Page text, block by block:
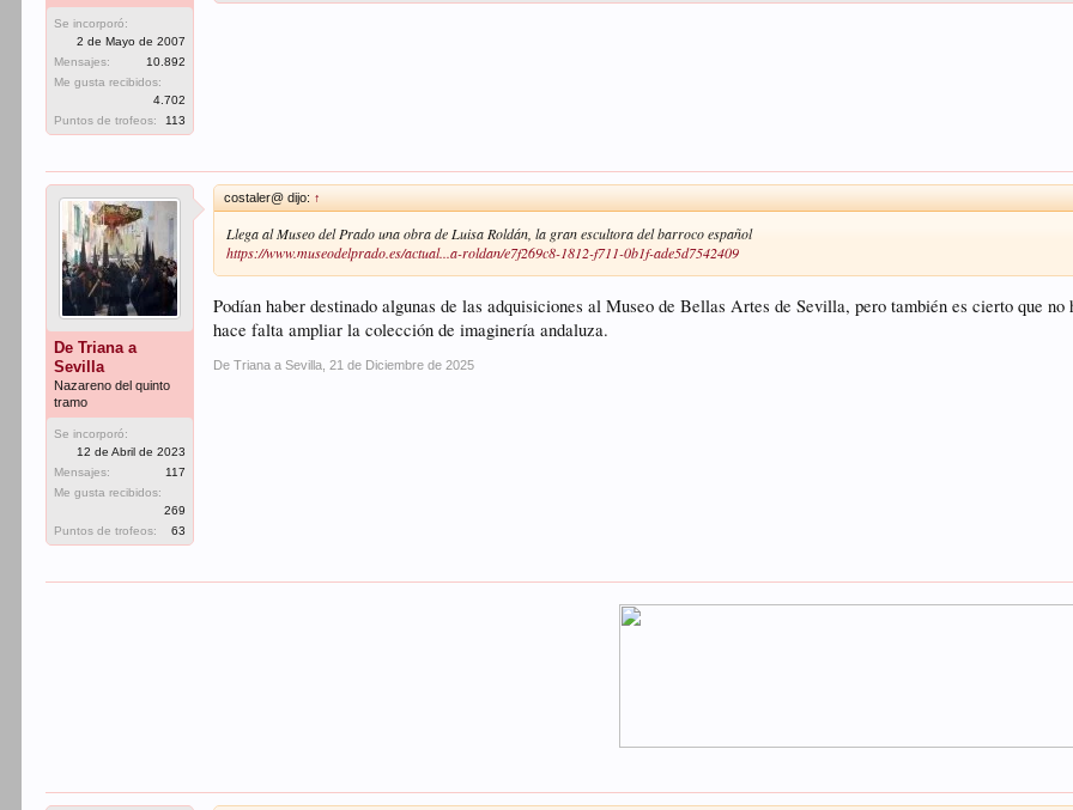
Se incorporó:
2 de Mayo de 2007
Mensajes:
10.892
Me gusta recibidos:
4.702
Puntos de trofeos:
113
De Triana a
Sevilla
Nazareno del quinto
tramo
Se incorporó:
12 de Abril de 2023
Mensajes:
117
Me gusta recibidos:
269
Puntos de trofeos:
63
costaler@ dijo: ↑
Llega al Museo del Prado una obra de Luisa Roldán, la gran escultora del barroco español
https://www.museodelprado.es/actual...a-roldan/e7f269c8-1812-f711-0b1f-ade5d7542409
Podían haber destinado algunas de las adquisiciones al Museo de Bellas Artes de Sevilla, pero también es cierto que
hace falta ampliar la colección de imaginería andaluza.
De Triana a Sevilla 21 de Diciembre de 2025